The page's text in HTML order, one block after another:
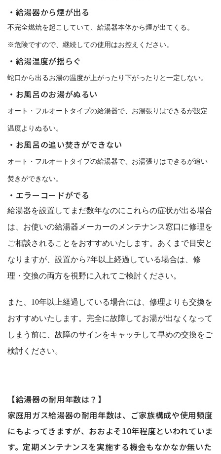
・給湯器から煙が出る
不完全燃焼を起こしていて、給湯器本体から煙が出てくる。
※危険ですので、継続しての使用はお控えください。
・給湯温度が揺らぐ
蛇口から出るお湯の温度が上がったり下がったりと一定しない。
・お風呂のお湯がぬるい
オート・フルオートタイプの給湯器で、お湯張りはできるが設定
温度よりぬるい。
・お風呂の追い焚きができない
オート・フルオートタイプの給湯器で、お湯張りはできるが追い
焚きができない。
・エラーコードがでる
給湯器を設置してまだ数年なのにこれらの症状が出る場合
は、お使いの給湯器メーカーのメンテナンス窓口に修理を
ご相談されることをおすすめいたします。あくまで目安と
なりますが、設置から7年以上経過している場合は、修
理・交換の両方を視野に入れてご検討ください。
また、10年以上経過している場合には、修理よりも交換を
おすすめいたします。完全に故障してお湯が出なくなって
しまう前に、故障のサインをキャッチして早めの交換をご
検討ください。
【給湯器の耐用年数は？】
家庭用ガス給湯器の耐用年数は、ご家族構成や使用頻度
にもよってきますが、おおよそ10年程度といわれていま
す。定期メンテナンスを実施する機会もなかなか無いた